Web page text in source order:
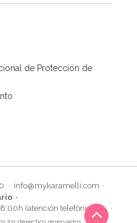
de Protección de
info@mykaramelli.com
(atención telefónica)